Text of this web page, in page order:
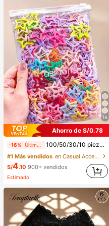
16
Ahorro de S/0.78
-16% 100/50/30/10 piezas Lindos clips de estrella de cinco puntas estilo Y2K, clips de cabello coloridos, accesorios básicos para el cabello - Adecuados para niñas, uso diario en la escuela, fiestas, deportes, estética
#1 Más vendidos
en Casual Accesorios para el cabello de las mujere
S/4.10 900+ vendidos
Estimado